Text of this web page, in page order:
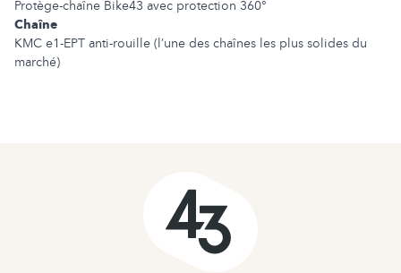
Protège-chaîne Bike43 avec protection 360°
Chaîne
KMC e1-EPT anti-rouille (l’une des chaînes les plus solides du
marché)